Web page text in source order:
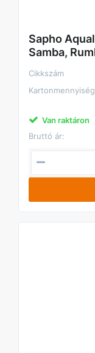
Sapho
Samba,
Cikkszám
Kartonmennyiség
Van raktáron
Bruttó ár: